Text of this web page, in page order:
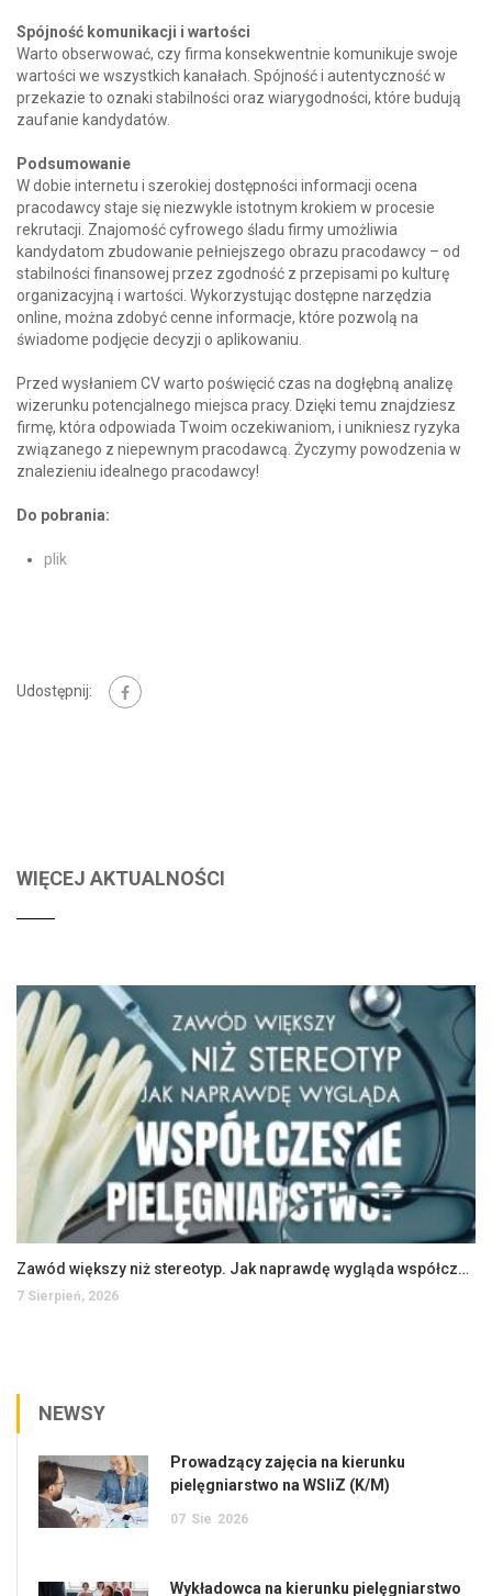
Spójność komunikacji i wartości
Warto obserwować, czy firma konsekwentnie komunikuje swoje
wartości we wszystkich kanałach. Spójność i autentyczność w
przekazie to oznaki stabilności oraz wiarygodności, które budują
zaufanie kandydatów.
Podsumowanie
W dobie internetu i szerokiej dostępności informacji ocena
pracodawcy staje się niezwykle istotnym krokiem w procesie
rekrutacji. Znajomość cyfrowego śladu firmy umożliwia
kandydatom zbudowanie pełniejszego obrazu pracodawcy – od
stabilności finansowej przez zgodność z przepisami po kulturę
organizacyjną i wartości. Wykorzystując dostępne narzędzia
online, można zdobyć cenne informacje, które pozwolą na
świadome podjęcie decyzji o aplikowaniu.
Przed wysłaniem CV warto poświęcić czas na dogłębną analizę
wizerunku potencjalnego miejsca pracy. Dzięki temu znajdziesz
firmę, która odpowiada Twoim oczekiwaniom, i unikniesz ryzyka
związanego z niepewnym pracodawcą. Życzymy powodzenia w
znalezieniu idealnego pracodawcy!
Do pobrania:
plik
Udostępnij:
WIĘCEJ AKTUALNOŚCI
Zawód większy niż stereotyp. Jak naprawdę wygląda współczesne pielęgniarstwo?
7 Sierpień, 2026
NEWSY
Prowadzący zajęcia na kierunku
pielęgniarstwo na WSIiZ (K/M)
07 Sie 2026
Wykładowca na kierunku pielęgniarstwo